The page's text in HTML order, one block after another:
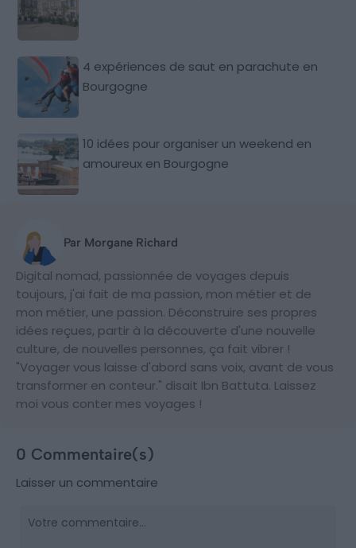
4 expériences de saut en parachute en
Bourgogne
10 idées pour organiser un weekend en
amoureux en Bourgogne
Par Morgane Richard
Digital nomad, passionnée de voyages depuis
toujours, j'ai fait de ma passion, mon métier et de
mon métier, une passion. Déconstruire ses propres
idées reçues, partir à la découverte d'une nouvelle
culture, de nouvelles personnes, ça fait vibrer !
"Voyager vous laisse d'abord sans voix, avant de vous
transformer en conteur." disait Ibn Battuta. Laissez
moi vous conter mes voyages !
0 Commentaire(s)
Laisser un commentaire